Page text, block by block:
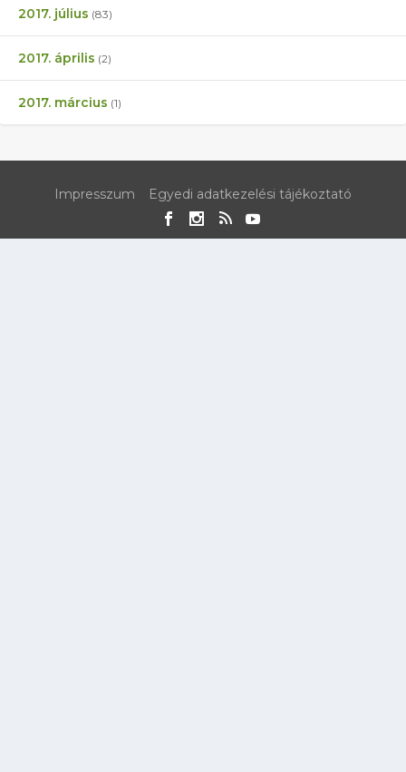
2017. július (83)
2017. április (2)
2017. március (1)
Impresszum Egyedi adatkezelési tájékoztató